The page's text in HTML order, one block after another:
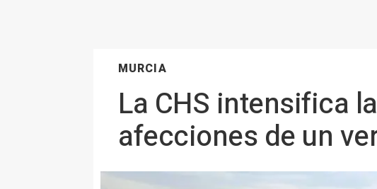
MURCIA
La CHS intensifica
afecciones de un